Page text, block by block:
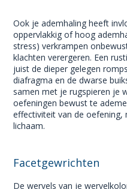
Ook je ademhaling heeft
oppervlakkig of hoog
stress) verkrampen
klachten verergeren. Een
juist de dieper gelegen
diafragma en de dwarse
samen met je rugspieren je
oefeningen bewust te
effectiviteit van de oefening,
lichaam.
Facetgewrichten
De wervels van je